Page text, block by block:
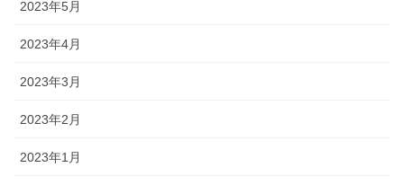
2023年5月
2023年4月
2023年3月
2023年2月
2023年1月